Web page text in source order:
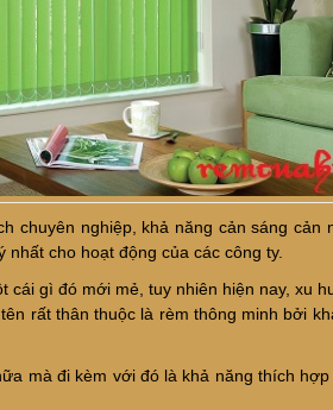
chuyên nghiệp, khả năng cản sáng cản
cho hoạt động của các công ty.
gì đó mới mẻ, tuy nhiên hiện nay, xu
rất thân thuộc là rèm thông minh bởi
mà đi kèm với đó là khả năng thích